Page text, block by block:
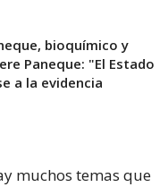
bioquímico y
Paneque: "El Estado
a la evidencia
muchos temas que